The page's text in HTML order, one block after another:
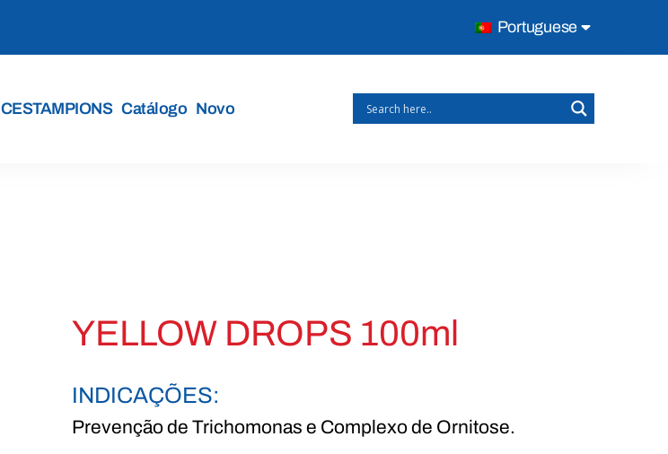
Portuguese
CESTAMPIONS Catálogo Novo
YELLOW DROPS 100ml
INDICAÇÕES:
Prevenção de Trichomonas e Complexo de Ornitose.